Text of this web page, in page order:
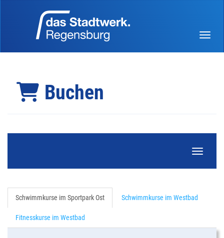
Menü
Buchen
Schwimmkurse im Sportpark Ost Schwimmkurse im Westbad
Fitnesskurse im Westbad